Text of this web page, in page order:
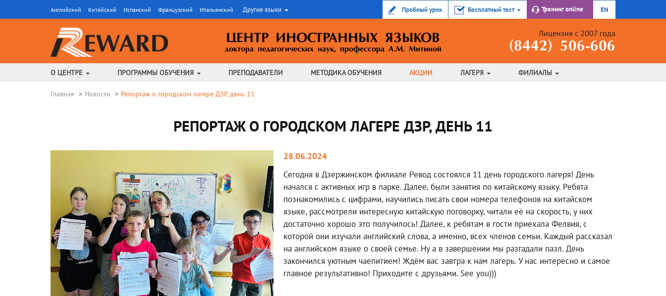
Английский Китайский Испанский Французский Итальянский Другие языки Пробный урок Бесплатный тест Тренингonline EN
ЦЕНТР ИНОСТРАННЫХ ЯЗЫКОВ
доктора педагогических наук,профессора А.М. Митиной
Лицензия с 2007 года
(8442) 506-606
О ЦЕНТРЕ ПРОГРАММЫ ОБУЧЕНИЯ ПРЕПОДАВАТЕЛИ МЕТОДИКАОБУЧЕНИЯ АКЦИИ ЛАГЕРЯ ФИЛИАЛЫ
Главная Новости Репортаж о городском лагере ДЗР, день 11
РЕПОРТАЖ О ГОРОДСКОМ ЛАГЕРЕ ДЗР, ДЕНЬ 11
28.06.2024
Сегодня в Дзержинском филиале Ревод состоялся 11 день городского лагеря! День
начался с активных игр в парке. Далее, были занятия по китайскому языку. Ребята
познакомились с цифрами, научились писать свои номера телефонов на китайском
языке, рассмотрели интересную китайскую поговорку, читали её на скорость, у них
достаточно хорошо это получилось! Далее, к ребятам в гости приехала Фелвия, с
которой они изучали английский слова, а именно, всех членов семьи. Каждый рассказал
на английском языке о своей семье. Ну а в завершении мы разгадали пазл. День
закончился уютным чаепитием! Ждём вас завтра к нам лагерь. У нас интересно и самое
главное результативно! Приходите с друзьями. See you)))